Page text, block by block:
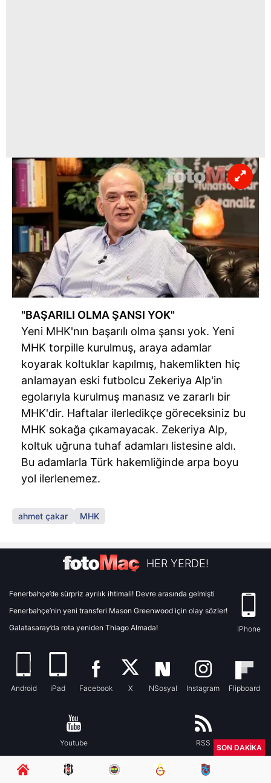
"BAŞARILI OLMA ŞANSI YOK"
Yeni MHK'nın başarılı olma şansı yok. Yeni
MHK torpille kurulmuş, araya adamlar
koyarak koltuklar kapılmış, hakemlikten hiç
anlamayan eski futbolcu Zekeriya Alp'in
egolarıyla kurulmuş manasız ve zararlı bir
MHK'dir. Haftalar ilerledikçe göreceksiniz bu
MHK sokağa çıkamayacak. Zekeriya Alp,
koltuk uğruna tuhaf adamları listesine aldı.
Bu adamlarla Türk hakemliğinde arpa boyu
yol ilerlenemez.
ahmet çakar MHK
HER YERDE!
Fenerbahçe’de sürpriz ayrılık ihtimali! Devre arasında gelmişti
Fenerbahçe’nin yeni transferi Mason Greenwood için olay sözler!
Galatasaray’da rota yeniden Thiago Almada!
iPhone
Android iPad Facebook X NSosyal Instagram Flipboard
Youtube RSS
SON DAKİKA